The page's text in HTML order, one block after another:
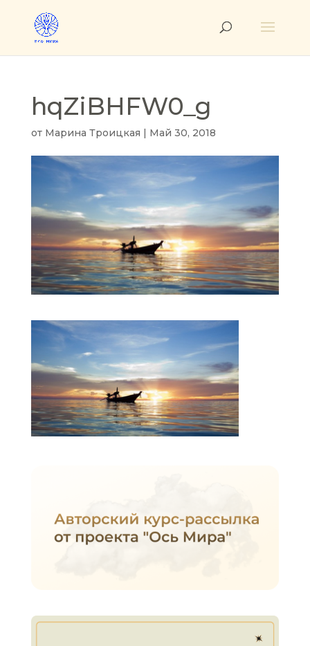
hqZiBHFW0_g
от Марина Троицкая | Май 30, 2018